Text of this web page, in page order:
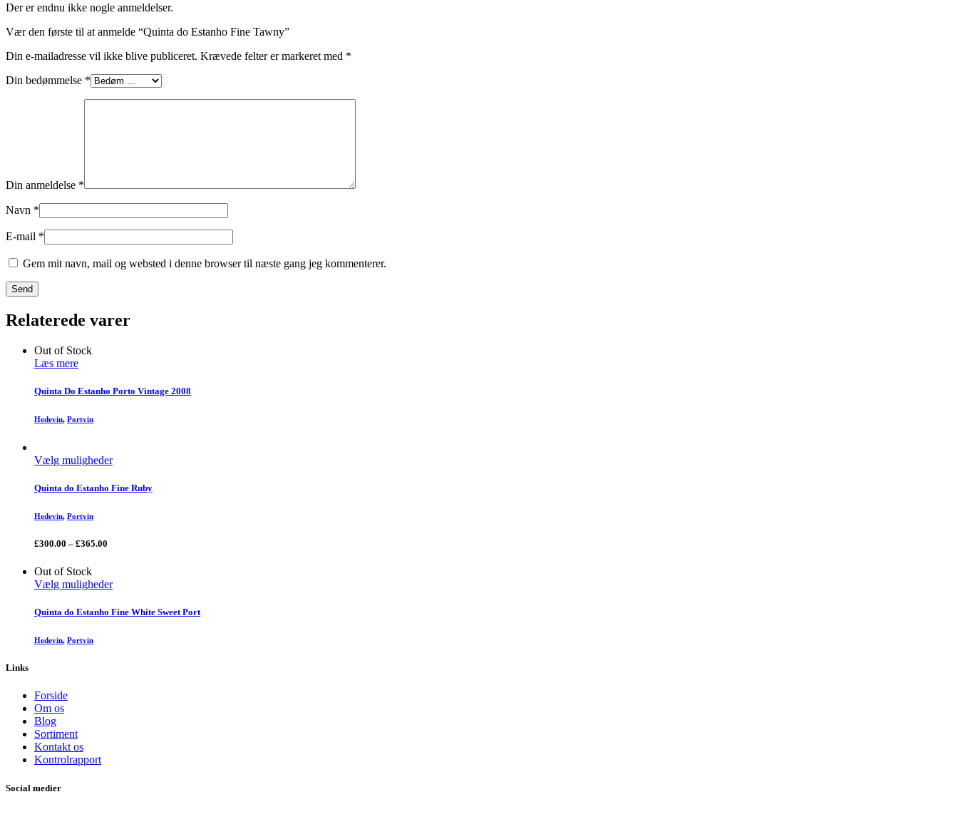
Der er endnu ikke nogle anmeldelser.
Vær den første til at anmelde “Quinta do Estanho Fine Tawny”
Din e-mailadresse vil ikke blive publiceret. Krævede felter er markeret med *
Din bedømmelse *
Din anmeldelse *
Navn *
E-mail *
Gem mit navn, mail og websted i denne browser til næste gang jeg kommenterer.
Relaterede varer
Out of Stock
Læs mere
Quinta Do Estanho Porto Vintage 2008
Hedevin, Portvin
Vælg muligheder
Quinta do Estanho Fine Ruby
Hedevin, Portvin
£300.00 – £365.00
Out of Stock
Vælg muligheder
Quinta do Estanho Fine White Sweet Port
Hedevin, Portvin
Links
Forside
Om os
Blog
Sortiment
Kontakt os
Kontrolrapport
Social medier